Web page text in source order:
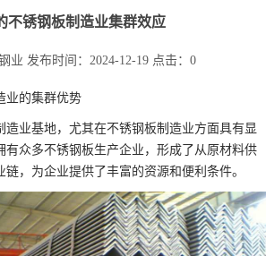
不锈钢板制造业集群效应
业 发布时间：2024-12-19 点击： 0
业的集群优势
造业基地，尤其在不锈钢板制造业方面具有显
有众多不锈钢板生产企业，形成了从原材料供
，为企业提供了丰富的资源和便利条件。